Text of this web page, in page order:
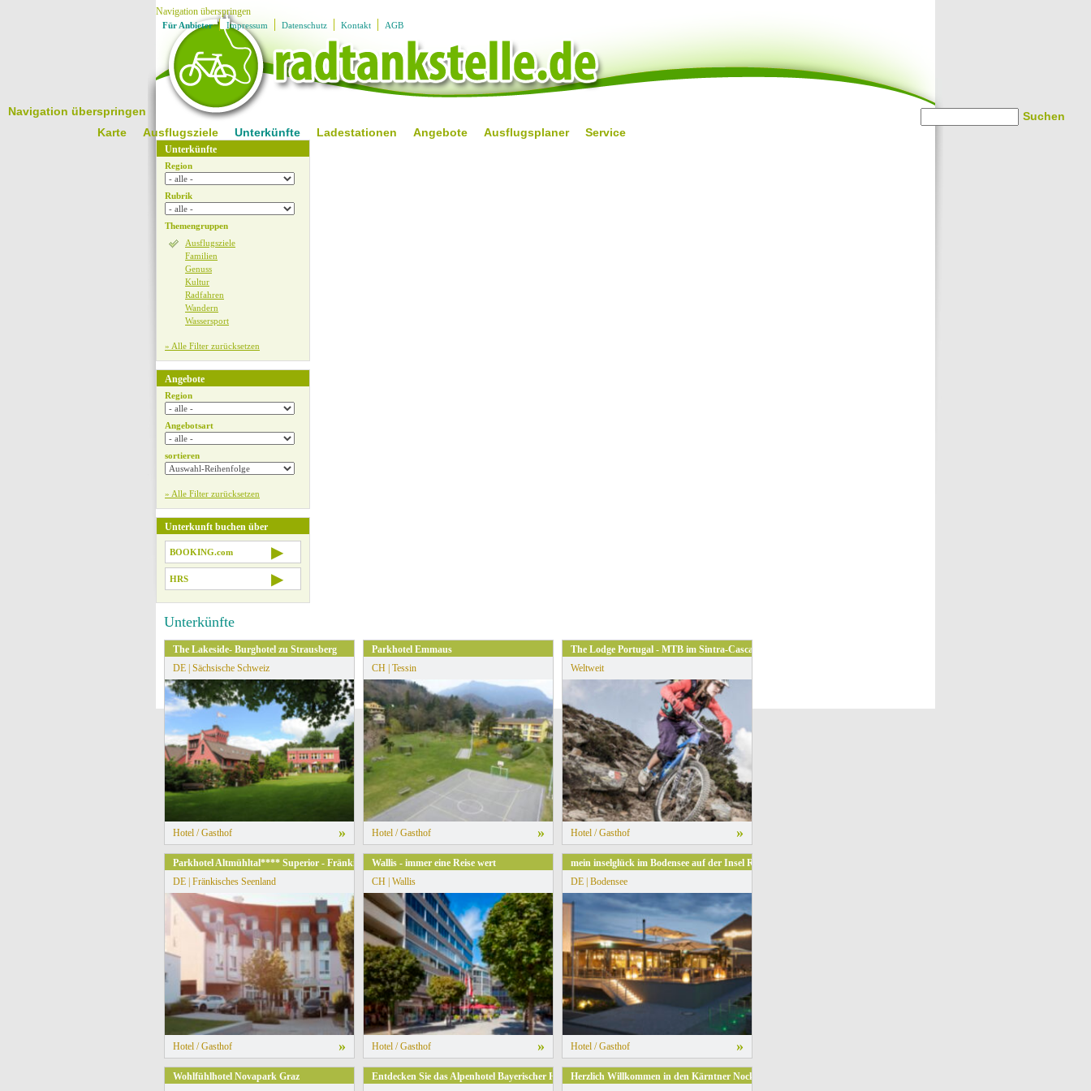
Navigation überspringen
Für Anbieter Impressum Datenschutz Kontakt AGB
Navigation überspringen
Karte
Ausflugsziele Unterkünfte Ladestationen Angebote Ausflugsplaner Service
Unterkünfte
Region
Rubrik
Themengruppen
Ausflugsziele
Familien
Genuss
Kultur
Radfahren
Wandern
Wassersport
» Alle Filter zurücksetzen
Angebote
Region
Angebotsart
sortieren
» Alle Filter zurücksetzen
Unterkunft buchen über
BOOKING.com ▶
HRS ▶
Unterkünfte
The Lakeside- Burghotel zu Strausberg
DE | Sächsische Schweiz
Hotel / Gasthof »
Parkhotel Emmaus
CH | Tessin
Hotel / Gasthof »
The Lodge Portugal - MTB im Sintra-Cascais Naturpark
Weltweit
Hotel / Gasthof »
Parkhotel Altmühltal**** Superior - Fränkisches Seenland/Naturpark Altmühltal
DE | Fränkisches Seenland
Hotel / Gasthof »
Wallis - immer eine Reise wert
CH | Wallis
Hotel / Gasthof »
mein inselglück im Bodensee auf der Insel Reichenau nähe Konstanz
DE | Bodensee
Hotel / Gasthof »
Wohlfühlhotel Novapark Graz
Entdecken Sie das Alpenhotel Bayerischer Hof InzellHerzlich Willkommen in den Kärntner Nockbergen